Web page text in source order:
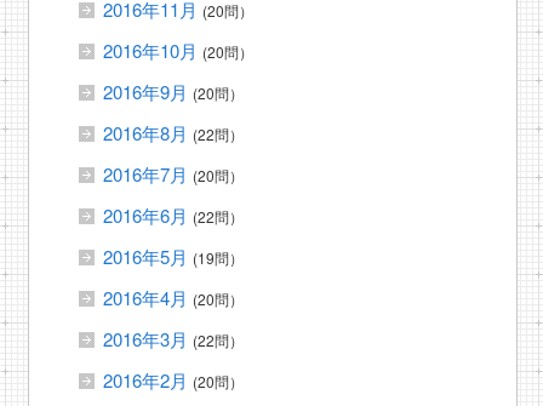
2016年11月 (20問）
2016年10月 (20問）
2016年9月 (20問）
2016年8月 (22問）
2016年7月 (20問）
2016年6月 (22問）
2016年5月 (19問）
2016年4月 (20問）
2016年3月 (22問）
2016年2月 (20問）